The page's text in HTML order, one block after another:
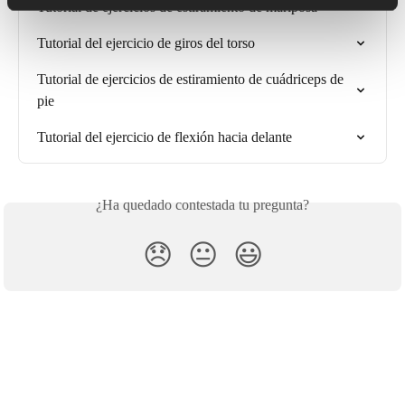
Tutorial de ejercicios de estiramiento de mariposa
Tutorial del ejercicio de giros del torso
Tutorial de ejercicios de estiramiento de cuádriceps de
pie
Tutorial del ejercicio de flexión hacia delante
¿Ha quedado contestada tu pregunta?
😞 😐 😃